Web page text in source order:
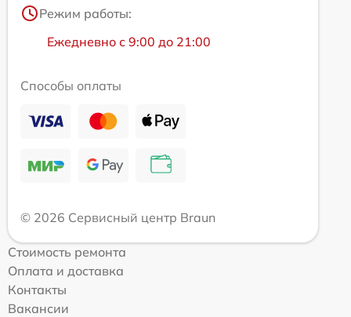
Режим работы:
Ежедневно с 9:00 до 21:00
Способы оплаты
© 2026 Сервисный центр Braun
Стоимость ремонта
Оплата и доставка
Контакты
Вакансии